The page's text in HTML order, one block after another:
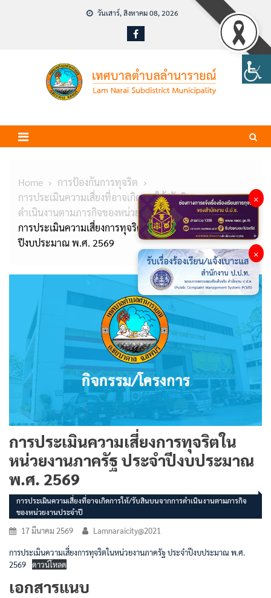
วันเสาร์, สิงหาคม 08, 2026
Home
การป้องกันการทุจริต
การประเมินความเสี่ยงที่อาจเกิดการให้/รับสินบนจากการ
ดำเนินงานตามภารกิจของหน่วยงานประจำปี
การประเมินความเสี่ยงการทุจริตในหน่วยงานภาครัฐ ประจำ
ปีงบประมาณ พ.ศ. 2569
การประเมินความเสี่ยงการทุจริตใน
หน่วยงานภาครัฐ ประจำปีงบประมาณ
พ.ศ. 2569
การประเมินความเสี่ยงที่อาจเกิดการให้/รับสินบนจากการดำเนินงานตามภารกิจ
ของหน่วยงานประจำปี
17 มีนาคม 2569 Lamnaraicity@2021
การประเมินความเสี่ยงการทุจริตในหน่วยงานภาครัฐ ประจำปีงบประมาณ พ.ศ.
2569 ดาวน์โหลด
เอกสารแนบ
×
×